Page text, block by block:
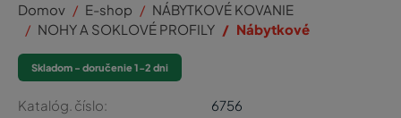
Domov E-shop
NÁBYTKOVÉ KOVANIE
NOHY A SOKLOVÉ PROFILY
Nábytkové
Skladom - doručenie 1-2 dni
Katalóg. číslo:
6756